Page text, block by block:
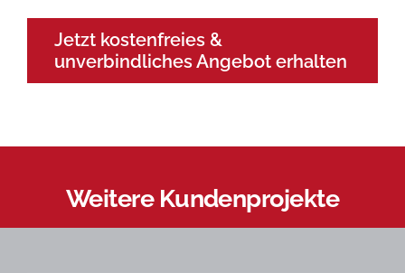
Jetzt kostenfreies &
unverbindliches Angebot erhalten
Weitere Kundenprojekte